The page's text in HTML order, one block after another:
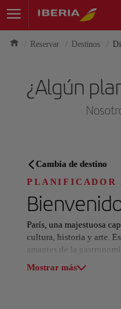
Reservar Destinos
¿Algún
PLANIFICADOR
Descubre
Nuestros destinos
Cambia de destino
PLANIFICADOR
París, una majestuosa
cultura, historia y arte.
amantes de la
ofrece museos de
Mostrar más